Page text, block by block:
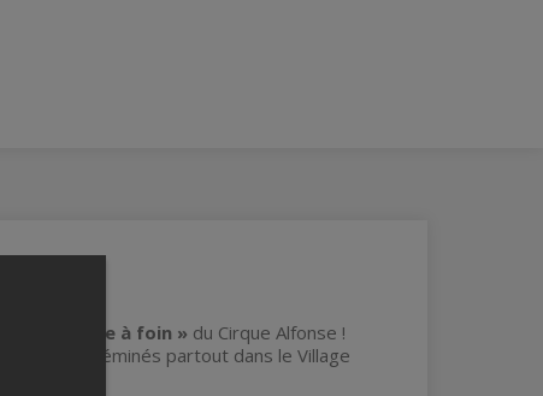
« Broche à foin » du Cirque Alfonse !
disséminés partout dans le Village